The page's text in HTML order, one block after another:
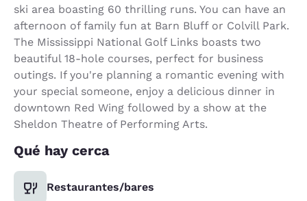
ski area boasting 60 thrilling runs. You can have an
afternoon of family fun at Barn Bluff or Colvill Park.
The Mississippi National Golf Links boasts two
beautiful 18-hole courses, perfect for business
outings. If you're planning a romantic evening with
your special someone, enjoy a delicious dinner in
downtown Red Wing followed by a show at the
Sheldon Theatre of Performing Arts.
Qué hay cerca
Restaurantes/bares